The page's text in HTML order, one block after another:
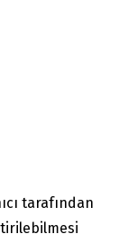
tarafından